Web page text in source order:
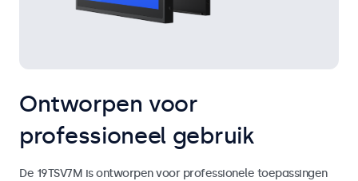
Ontworpen voor
professioneel gebruik
De 19TSV7M is ontworpen voor professionele toepassingen